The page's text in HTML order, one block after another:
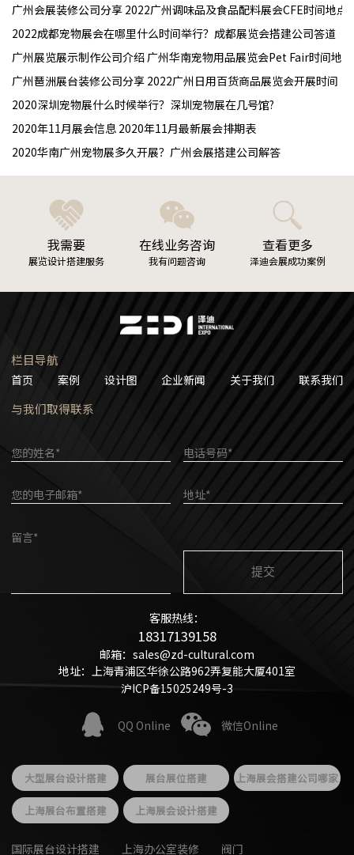
广州会展装修公司分享 2022广州调味品及食品配料展会CFE时间地点
2022成都宠物展会在哪里什么时间举行？成都展览会搭建公司答道
广州展览展示制作公司介绍 广州华南宠物用品展览会Pet Fair时间地址
广州琶洲展台装修公司​分享 2022广州日用百货商品展览会开展时间
2020深圳宠物展什么时候举行？深圳宠物展在几号馆?
2020年11月展会信息 2020年11月最新展会排期表
2020华南广州宠物展多久开展？广州会展搭建公司解答
我需要
展览设计搭建服务
在线业务咨询
我有问题咨询
查看更多
泽迪会展成功案例
栏目导航
首页 案例 设计图 企业新闻 关于我们 联系我们
与我们取得联系
您的姓名* 电话号码*
您的电子邮箱* 地址*
留言*
客服热线：
18317139158
邮箱：sales@zd-cultural.com
地址：上海青浦区华徐公路962弄复能大厦401室
沪ICP备15025249号-3
QQ Online 微信Online
大型展台设计搭建 展台展位搭建
上海展会搭建公司哪家
上海展台布置搭建 上海展会设计搭建
国际展台设计搭建 上海办公室装修 阀门